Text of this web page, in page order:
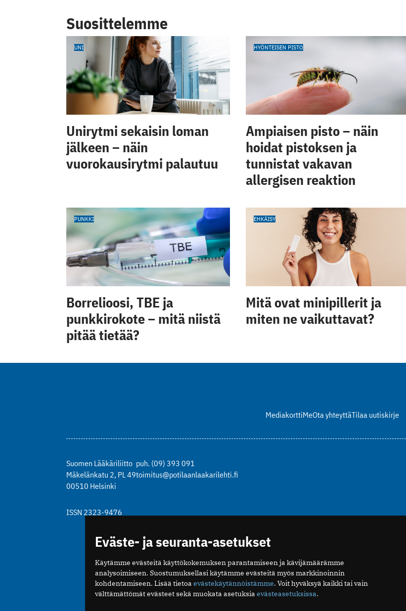
Suosittelemme
UNI
Unirytmi sekaisin loman
jälkeen – näin
vuorokausirytmi palautuu
HYÖNTEISEN PISTO
Ampiaisen pisto – näin
hoidat pistoksen ja
tunnistat vakavan
allergisen reaktion
PUNKKI
Borrelioosi, TBE ja
punkkirokote – mitä niistä
pitää tietää?
EHKÄISY
Mitä ovat minipillerit ja
miten ne vaikuttavat?
MediakorttiMeOta yhteyttäTilaa uutiskirje
Suomen Lääkäriliitto
Mäkelänkatu 2, PL 49
00510 Helsinki
puh. (09) 393 091
toimitus@potilaanlaakarilehti.fi
ISSN 2323-9476
Eväste- ja seuranta-asetukset
Käytämme evästeitä käyttökokemuksen parantamiseen ja kävijämäärämme
analysoimiseen. Suostumuksellasi käytämme evästeitä myös markkinoinnin
kohdentamiseen. Lisää tietoa evästekäytännöistämme. Voit hyväksyä kaikki tai vain
välttämättömät evästeet sekä muokata asetuksia evästeasetuksissa.